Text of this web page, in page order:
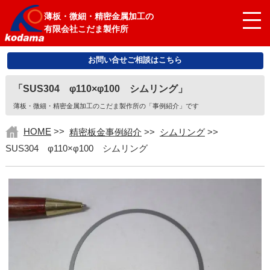
薄板・微細・精密金属加工の
有限会社こだま製作所
お問い合せご相談はこちら
「SUS304 φ110×φ100 シムリング」
薄板・微細・精密金属加工のこだま製作所の「事例紹介」です
HOME >> 精密板金事例紹介 >> シムリング>>
SUS304 φ110×φ100 シムリング